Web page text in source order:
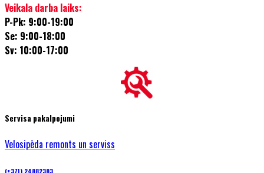
Veikala darba laiks:
P-Pk: 9:00-19:00
Se: 9:00-18:00
Sv: 10:00-17:00
Servisa pakalpojumi
Velosipēda remonts un serviss
(+371) 24882383